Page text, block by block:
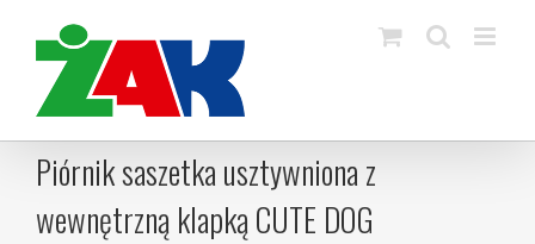
content
Piórnik saszetka usztywniona z
wewnętrzną klapką CUTE DOG